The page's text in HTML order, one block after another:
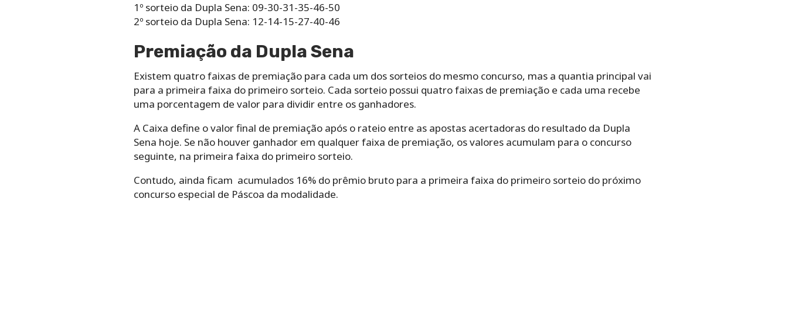
1º sorteio da Dupla Sena: 09-30-31-35-46-50
2º sorteio da Dupla Sena: 12-14-15-27-40-46
Premiação da Dupla Sena
Existem quatro faixas de premiação para cada um dos sorteios do mesmo concurso, mas a quantia principal vai
para a primeira faixa do primeiro sorteio. Cada sorteio possui quatro faixas de premiação e cada uma recebe
uma porcentagem de valor para dividir entre os ganhadores.
A Caixa define o valor final de premiação após o rateio entre as apostas acertadoras do resultado da Dupla
Sena hoje. Se não houver ganhador em qualquer faixa de premiação, os valores acumulam para o concurso
seguinte, na primeira faixa do primeiro sorteio.
Contudo, ainda ficam acumulados 16% do prêmio bruto para a primeira faixa do primeiro sorteio do próximo
concurso especial de Páscoa da modalidade.